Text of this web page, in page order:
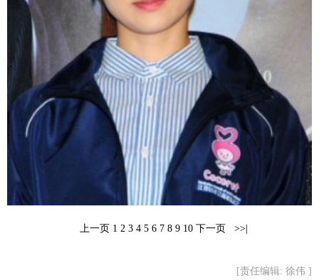
新华电视中文 新华电视英文
上一页 1 2 3 4 5 6 7 8 9 10 下一页 >>|
[责任编辑: 徐伟 ]